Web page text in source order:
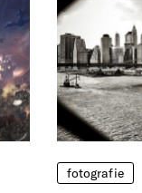
fotografie